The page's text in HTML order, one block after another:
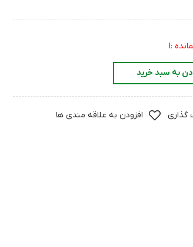
:1
به سبد خرید
گذاری افزودن به علاقه مندی ها